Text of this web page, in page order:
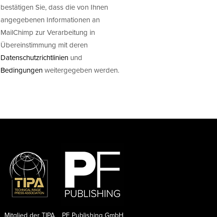
bestätigen Sie, dass die von Ihnen
angegebenen Informationen an
MailChimp zur Verarbeitung in
Übereinstimmung mit deren
Datenschutzrichtlinien und
Bedingungenweitergegeben werden.
PF Publishing GmbH
Mitglied der TIPA